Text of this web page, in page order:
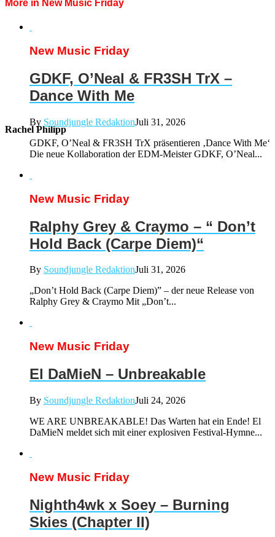
Rachel Philipp
More in New Music Friday
New Music Friday
GDKF, O’Neal & FR3SH TrX –
Dance With Me
By Soundjungle RedaktionJuli 31, 2026
GDKF, O’Neal & FR3SH TrX präsentieren ‚Dance With Me‘
Die neue Kollaboration der EDM-Meister GDKF, O’Neal...
New Music Friday
Ralphy Grey & Craymo – “ Don’t
Hold Back (Carpe Diem)“
By Soundjungle RedaktionJuli 31, 2026
„Don’t Hold Back (Carpe Diem)” – der neue Release von
Ralphy Grey & Craymo Mit „Don’t...
New Music Friday
El DaMieN – Unbreakable
By Soundjungle RedaktionJuli 24, 2026
WE ARE UNBREAKABLE! Das Warten hat ein Ende! El
DaMieN meldet sich mit einer explosiven Festival-Hymne...
New Music Friday
Nighth4wk x Soey – Burning
Skies (Chapter II)